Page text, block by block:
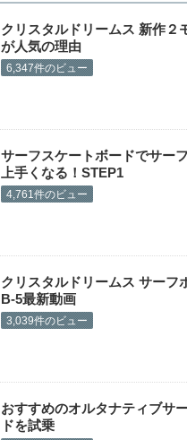
クリスタルドリームス 新作２
が人気の理由
6,347件のビュー
サーフスケートボードでサー
上手くなる！STEP1
4,761件のビュー
クリスタルドリームス サーフ
B-5最新動画
3,039件のビュー
おすすめのオルタナティブサ
ドを試乗